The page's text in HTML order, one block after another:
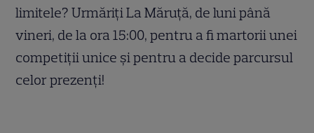
limitele? Urmăriți La Măruță, de luni până
vineri, de la ora 15:00, pentru a fi martorii unei
competiții unice și pentru a decide parcursul
celor prezenți!